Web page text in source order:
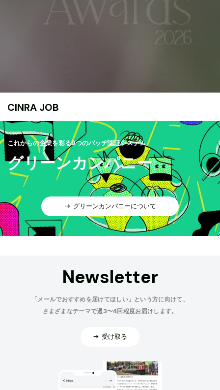
CINRA JOB
これからの企業を彩る9つのバッヂ認証システム
グリーンカンパニー
グリーンカンパニーについて
Newsletter
「メールでおすすめを届けてほしい」という方に向けて、
さまざまなテーマで週3〜4回程度お届けします。
受け取る